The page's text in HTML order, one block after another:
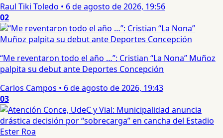
Raul Tiki Toledo • 6 de agosto de 2026, 19:56
02
“Me reventaron todo el año …”: Cristian “La Nona” Muñoz
palpita su debut ante Deportes Concepción
Carlos Campos • 6 de agosto de 2026, 19:43
03